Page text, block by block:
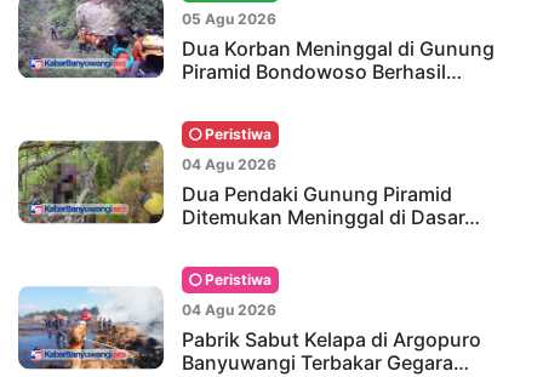
05 Agu 2026
Dua Korban Meninggal di Gunung
Piramid Bondowoso Berhasil…
Peristiwa
04 Agu 2026
Dua Pendaki Gunung Piramid
Ditemukan Meninggal di Dasar…
Peristiwa
04 Agu 2026
Pabrik Sabut Kelapa di Argopuro
Banyuwangi Terbakar Gegara…